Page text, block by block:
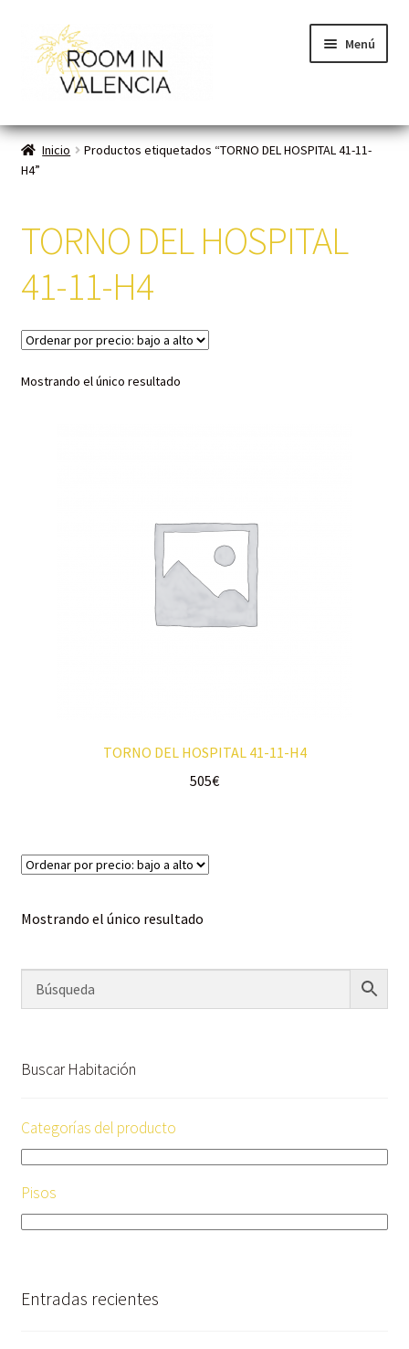
Menú
Inicio
Habitaciones
Inicio
Productos etiquetados “TORNO DEL HOSPITAL 41-11-
H4”
TORNO DEL HOSPITAL
41-11-H4
Mostrando el único resultado
TORNO DEL HOSPITAL 41-11-H4
505€
Mostrando el único resultado
Buscar Habitación
Categorías del producto
Pisos
Entradas recientes